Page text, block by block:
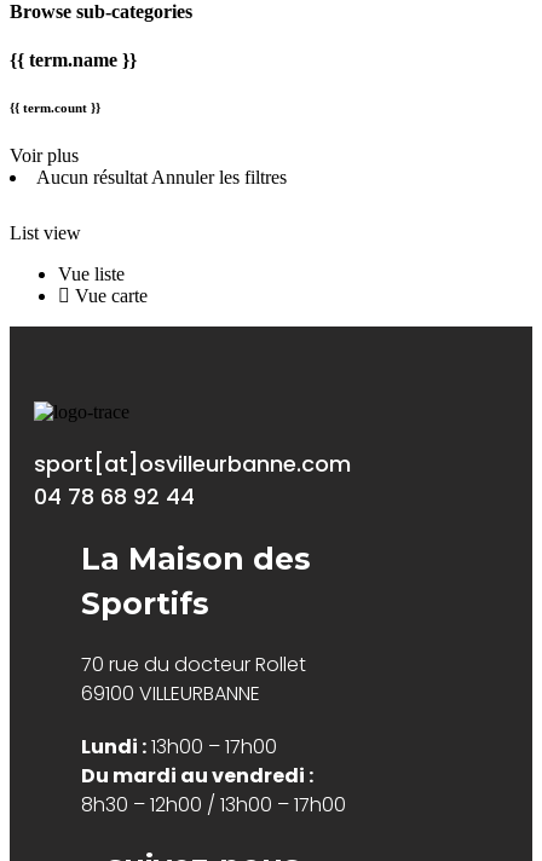
Browse sub-categories
{{ term.name }}
{{ term.count }}
Voir plus
Aucun résultatAnnuler les filtres
List view
Vue liste
Vue carte
sport[at]osvilleurbanne.com
04 78 68 92 44
La Maison des
Sportifs
70 rue du docteur Rollet
69100 VILLEURBANNE
Lundi :13h00 – 17h00
Du mardi au vendredi :
8h30 – 12h00 / 13h00 – 17h00